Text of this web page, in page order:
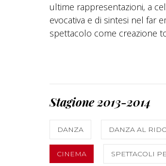
ultime rappresentazioni, a
evocativa e di sintesi nel far
spettacolo come creazione
Stagione 2013-2014
DANZA DANZA AL
CINEMA SPETTACOLI